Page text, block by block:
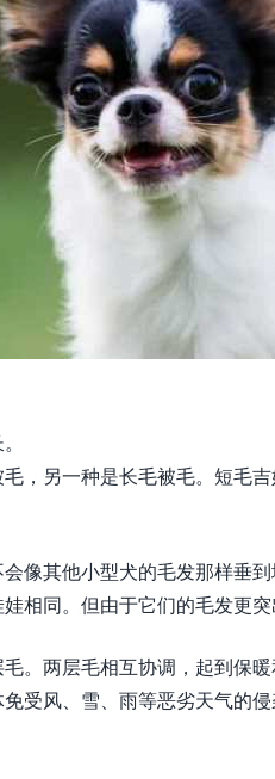
，另一种是长毛被毛。短毛
像其他小型犬的毛发那样垂
相同。但由于它们的毛发更突
。两层毛相互协调，起到保
受风、雪、雨等恶劣天气的侵